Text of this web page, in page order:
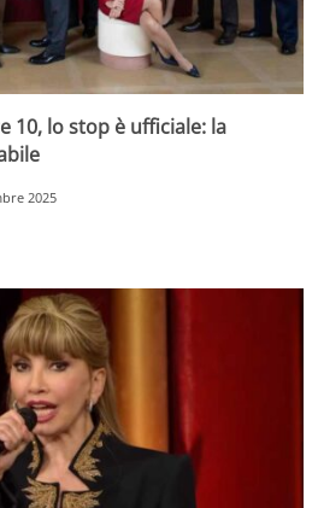
10, lo stop è ufficiale: la
2025